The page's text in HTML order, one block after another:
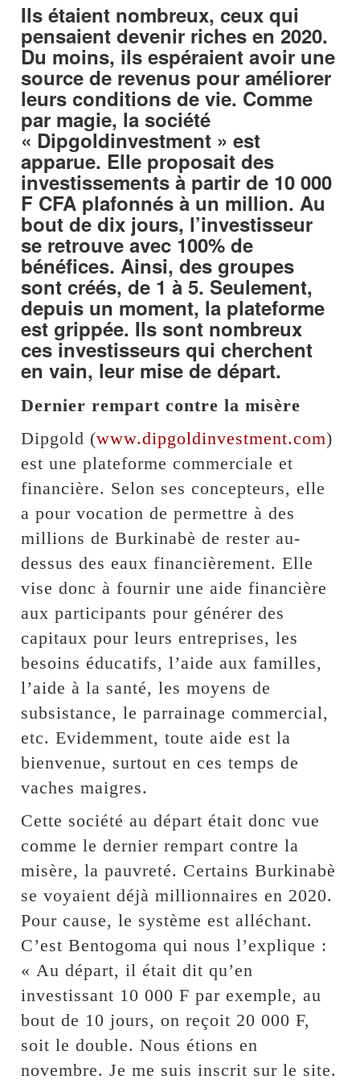
Ils étaient nombreux, ceux qui
pensaient devenir riches en 2020.
Du moins, ils espéraient avoir une
source de revenus pour améliorer
leurs conditions de vie. Comme
par magie, la société
« Dipgoldinvestment » est
apparue. Elle proposait des
investissements à partir de 10 000
F CFA plafonnés à un million. Au
bout de dix jours, l’investisseur
se retrouve avec 100% de
bénéfices. Ainsi, des groupes
sont créés, de 1 à 5. Seulement,
depuis un moment, la plateforme
est grippée. Ils sont nombreux
ces investisseurs qui cherchent
en vain, leur mise de départ.
Dernier rempart contre la misère
Dipgold (www.dipgoldinvestment.com)
est une plateforme commerciale et
financière. Selon ses concepteurs, elle
a pour vocation de permettre à des
millions de Burkinabè de rester au-
dessus des eaux financièrement. Elle
vise donc à fournir une aide financière
aux participants pour générer des
capitaux pour leurs entreprises, les
besoins éducatifs, l’aide aux familles,
l’aide à la santé, les moyens de
subsistance, le parrainage commercial,
etc. Evidemment, toute aide est la
bienvenue, surtout en ces temps de
vaches maigres.
Cette société au départ était donc vue
comme le dernier rempart contre la
misère, la pauvreté. Certains Burkinabè
se voyaient déjà millionnaires en 2020.
Pour cause, le système est alléchant.
C’est Bentogoma qui nous l’explique :
« Au départ, il était dit qu’en
investissant 10 000 F par exemple, au
bout de 10 jours, on reçoit 20 000 F,
soit le double. Nous étions en
novembre. Je me suis inscrit sur le site.